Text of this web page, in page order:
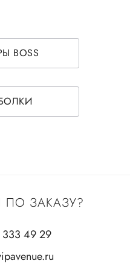
BOSS
ЗАКАЗУ?
49 29